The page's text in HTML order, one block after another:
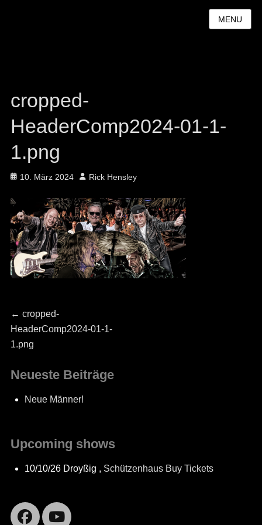
MENU
cropped-
HeaderComp2024-01-1-
1.png
Posted
10. März 2024 Author
Rick Hensley
Beitragsnavigation
← Previous
post:
cropped-
HeaderComp2024-01-1-
1.png
Neueste Beiträge
Neue Männer!
Upcoming shows
10/10/26 Droyßig , Schützenhaus Buy Tickets
Facebook
YouTube